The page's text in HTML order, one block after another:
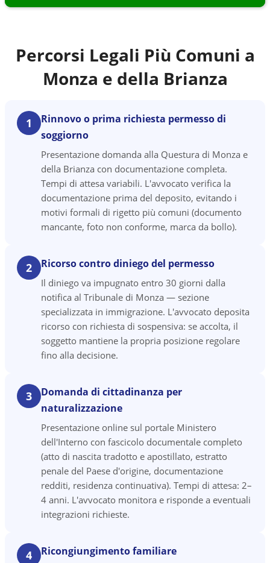
Percorsi Legali Più Comuni a
Monza e della Brianza
1
Rinnovo o prima richiesta permesso di
soggiorno
Presentazione domanda alla Questura di Monza e
della Brianza con documentazione completa.
Tempi di attesa variabili. L'avvocato verifica la
documentazione prima del deposito, evitando i
motivi formali di rigetto più comuni (documento
mancante, foto non conforme, marca da bollo).
2 Ricorso contro diniego del permesso
Il diniego va impugnato entro 30 giorni dalla
notifica al Tribunale di Monza — sezione
specializzata in immigrazione. L'avvocato deposita
ricorso con richiesta di sospensiva: se accolta, il
soggetto mantiene la propria posizione regolare
fino alla decisione.
3
Domanda di cittadinanza per
naturalizzazione
Presentazione online sul portale Ministero
dell'Interno con fascicolo documentale completo
(atto di nascita tradotto e apostillato, estratto
penale del Paese d'origine, documentazione
redditi, residenza continuativa). Tempi di attesa: 2–
4 anni. L'avvocato monitora e risponde a eventuali
integrazioni richieste.
4 Ricongiungimento familiare